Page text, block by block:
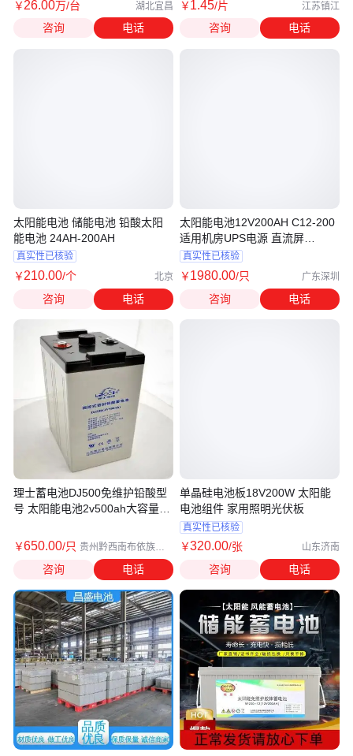
￥26.00万/台 湖北宜昌
咨询 电话
太阳能电池 储能电池 铅酸太阳
能电池 24AH-200AH
真实性已核验
￥210.00/个 北京
咨询 电话
理士蓄电池DJ500免维护铅酸型
号 太阳能电池2v500ah大容量储
￥650.00/只 贵州黔西南布依族苗
族自治州
咨询 电话
￥1.45/片 江苏镇江
咨询 电话
太阳能电池12V200AH C12-200
适用机房UPS电源 直流屏
12V100AH 120AH
真实性已核验
￥1980.00/只 广东深圳
咨询 电话
单晶硅电池板18V200W 太阳能
电池组件 家用照明光伏板
真实性已核验
￥320.00/张 山东济南
咨询 电话